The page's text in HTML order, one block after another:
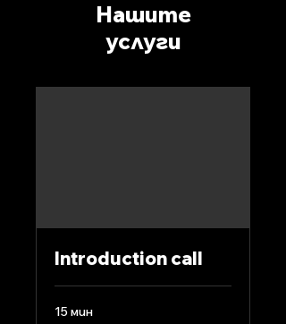
Нашите
услуги
Introduction call
15 мин